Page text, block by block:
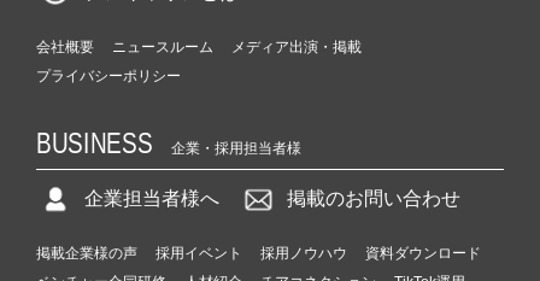
会社概要 ニュースルーム
メディア出演・掲載
プライバシーポリシー
BUSINESS 企業・採用担当者様
企業担当者様へ 掲載のお問い合わせ
掲載企業様の声 採用イベント 採用ノウハウ
資料ダウンロード